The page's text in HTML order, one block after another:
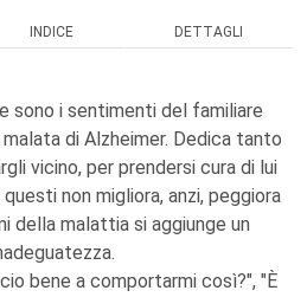
INDICE DETTAGLI
sono i sentimenti del familiare
di Alzheimer. Dedica tanto
vicino, per prendersi cura di lui
non migliora, anzi, peggiora
della malattia si aggiunge un
bene a comportarmi così?", "È